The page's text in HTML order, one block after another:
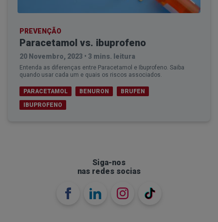
PREVENÇÃO
Paracetamol vs. ibuprofeno
20 Novembro, 2023 • 3 mins. leitura
Entenda as diferenças entre Paracetamol e Ibuprofeno. Saiba
quando usar cada um e quais os riscos associados.
PARACETAMOL BENURON
BRUFEN
IBUPROFENO
Siga-nos
nas redes socias